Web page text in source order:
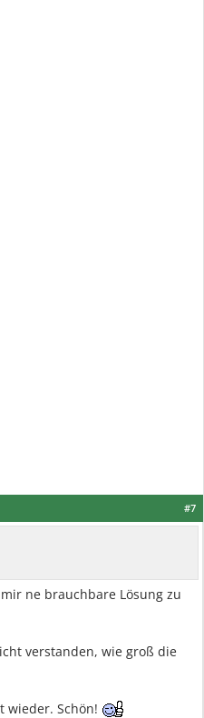
#7
ne brauchbare Lösung zu
verstanden, wie groß die
wieder. Schön!